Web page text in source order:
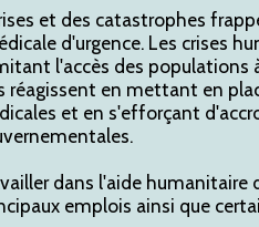
et des catastrophes
d'urgence. Les crises
l'accès des populations
réagissent en mettant en
et en s'efforçant
dans l'aide humanitaire
emplois ainsi que